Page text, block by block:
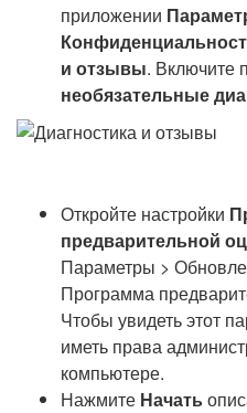
приложении
и отзывы. Включите
необязательные
Откройте настройки
предварительной
Параметры >
Программа
Чтобы увидеть этот
иметь права
компьютере.
Нажмите Начать